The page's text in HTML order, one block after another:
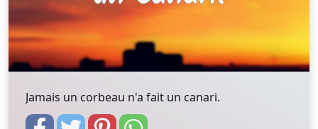
Jamais un corbeau n'a fait un canari.